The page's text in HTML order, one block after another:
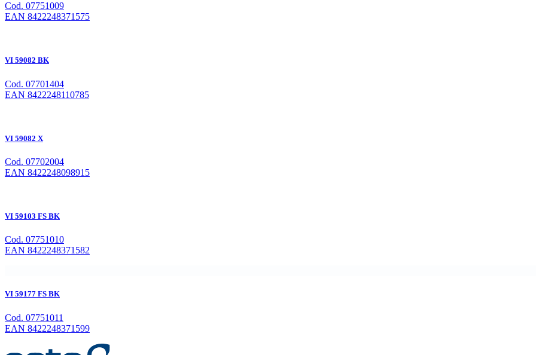
Cod. 07751009
EAN 8422248371575
VI 59082 BK
Cod. 07701404
EAN 8422248110785
VI 59082 X
Cod. 07702004
EAN 8422248098915
VI 59103 FS BK
Cod. 07751010
EAN 8422248371582
VI 59177 FS BK
Cod. 07751011
EAN 8422248371599